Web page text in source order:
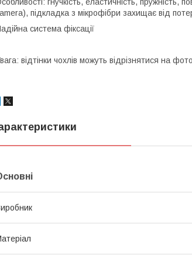
підкладка з мікрофібри захищає від
система фіксації
відтінки чохлів можуть відрізнятися на